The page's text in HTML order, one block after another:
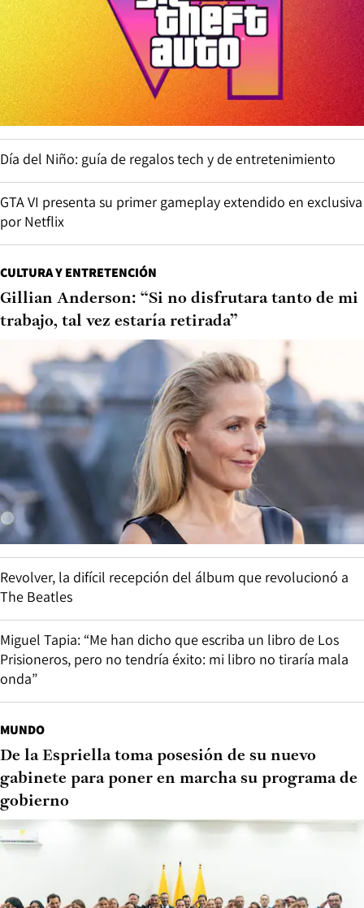
Día del Niño: guía de regalos tech y de entretenimiento
GTA VI presenta su primer gameplay extendido en exclusiva
por Netflix
CULTURA Y ENTRETENCIÓN
Gillian Anderson: “Si no disfrutara tanto de mi
trabajo, tal vez estaría retirada”
Revolver, la difícil recepción del álbum que revolucionó a
The Beatles
Miguel Tapia: “Me han dicho que escriba un libro de Los
Prisioneros, pero no tendría éxito: mi libro no tiraría mala
onda”
MUNDO
De la Espriella toma posesión de su nuevo
gabinete para poner en marcha su programa de
gobierno